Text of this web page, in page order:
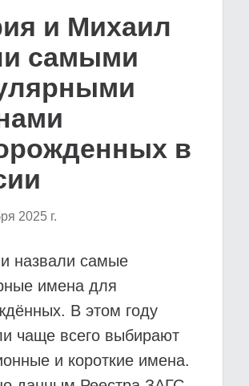
и Михаил
самыми
в
2025 г.
назвали самые
имена для
В этом году
чаще всего выбирают
и короткие имена.